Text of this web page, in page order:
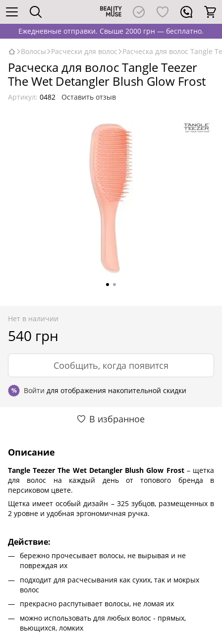
Ежедневные отправки. Свыше 2000 грн — бесплатно.
Волосы Расчески для волос Расческа для волос Tangle
Расческа для волос Tangle Teezer
The Wet Detangler Blush Glow Frost
Артикул: 0482 Оставить отзыв
Нет в наличии
540 грн
Сообщить, когда появится
% Войти для отображения накопительной скидки
В избранное
Описание
Tangle Teezer The Wet Detangler Blush Glow Frost– щетка
для волос на каждый день от топового бренда в
персиковом цвете.
Щетка имеет особый дизайн – 325 зубцов, размещенных в
2 уровне и удобная эргономичная ручка.
Действие:
бережно прочесывает волосы, не вырывая и не
повреждая их
подходит для расчесывания как сухих, так и мокрых
волос
прекрасно распутывает волосы, не ломая их
можно использовать для любых волос - прямых,
вьющихся, ломких